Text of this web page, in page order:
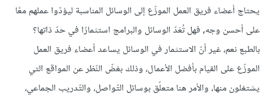
يحتاج أعضاء فريق العمل الموزّع إلى الوسائل المناسبة ليؤدّوا عملهم معًا
على أحسن وجه, فهل تُعَدّ الوسائل والبرامج استثمارًا في حدّ ذاتها؟
بالطبع نعم، غير أنّ الاستثمار في الوسائل يساعد أعضاء فريق العمل
الموزّع على القيام بأفضل الأعمال، وذلك بغضّ النّظر عن المواقع التي
يشتغلون منها، والأمر هنا متعلّق بوسائل التّواصل، والتّدريب الجماعي،